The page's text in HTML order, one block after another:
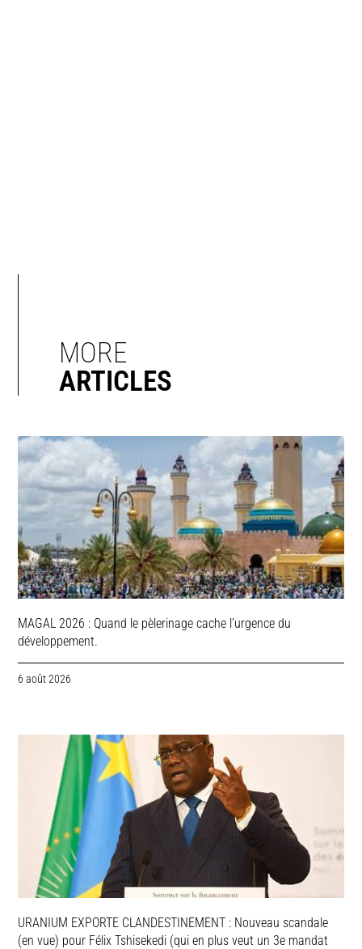
MORE
ARTICLES
MAGAL 2026 : Quand le pèlerinage cache l’urgence du
développement.
6 août 2026
URANIUM EXPORTE CLANDESTINEMENT : Nouveau scandale
(en vue) pour Félix Tshisekedi (qui en plus veut un 3e mandat